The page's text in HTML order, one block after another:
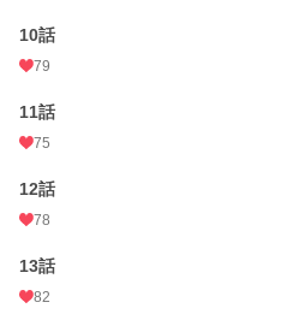
10話
79
11話
75
12話
78
13話
82